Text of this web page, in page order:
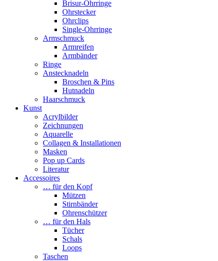
Brisur-Ohrringe
Ohrstecker
Ohrclips
Single-Ohrringe
Armschmuck
Armreifen
Armbänder
Ringe
Anstecknadeln
Broschen & Pins
Hutnadeln
Haarschmuck
Kunst
Acrylbilder
Zeichnungen
Aquarelle
Collagen & Installationen
Masken
Pop up Cards
Literatur
Accessoires
… für den Kopf
Mützen
Stirnbänder
Ohrenschützer
… für den Hals
Tücher
Schals
Loops
Taschen